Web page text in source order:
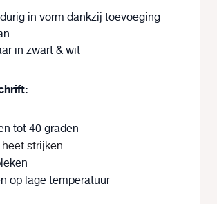
in vorm dankzij toevoeging
in zwart & wit
tot 40 graden
strijken
op lage temperatuur